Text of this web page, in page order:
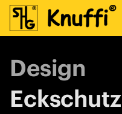
Design
Eckschutz